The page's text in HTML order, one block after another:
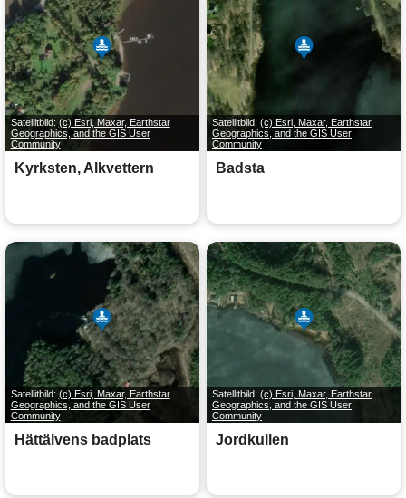
Satellitbild: (c) Esri, Maxar, Earthstar
Geographics, and the GIS User
Community
Kyrksten, Alkvettern
Satellitbild: (c) Esri, Maxar, Earthstar
Geographics, and the GIS User
Community
Badsta
Satellitbild: (c) Esri, Maxar, Earthstar
Geographics, and the GIS User
Community
Hättälvens badplats
Satellitbild: (c) Esri, Maxar, Earthstar
Geographics, and the GIS User
Community
Jordkullen